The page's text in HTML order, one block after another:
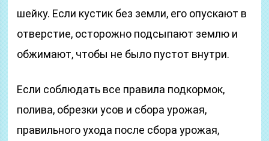
шейку. Если кустик без земли, его опускают в
отверстие, осторожно подсыпают землю и
обжимают, чтобы не было пустот внутри.
Если соблюдать все правила подкормок,
полива, обрезки усов и сбора урожая,
правильного ухода после сбора урожая,